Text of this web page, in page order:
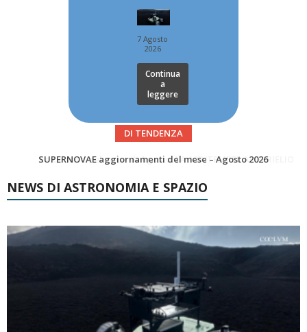
7 Agosto
2026
Continua
a
leggere
DI TENDENZA
Le Comete del mese di Agosto: LA 10P/TEMPEL AL PERIELIO
Asteroidi del mese Agosto 2026
NEWS DI ASTRONOMIA E SPAZIO